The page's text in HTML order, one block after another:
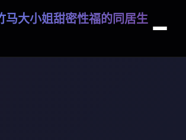
马大小姐甜密性福的同居生